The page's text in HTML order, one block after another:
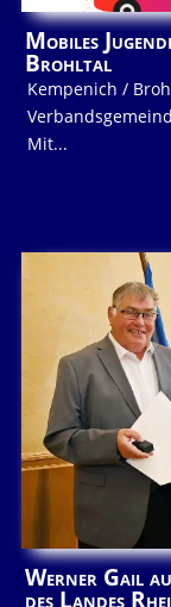
Mobiles
Brohltal
Kempenich /
Mit...
Werner Gail
des Landes